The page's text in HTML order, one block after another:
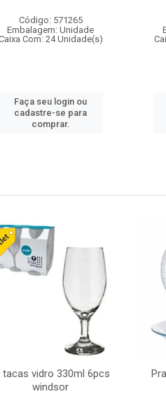
Código: 571265
Embalagem: Unidade
Com: 24 Unidade(s)
Faça seu login ou
cadastre-se para
comprar.
tacas vidro 330ml 6pcs
windsor